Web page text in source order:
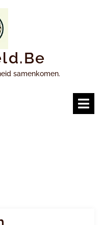
samenkomen.